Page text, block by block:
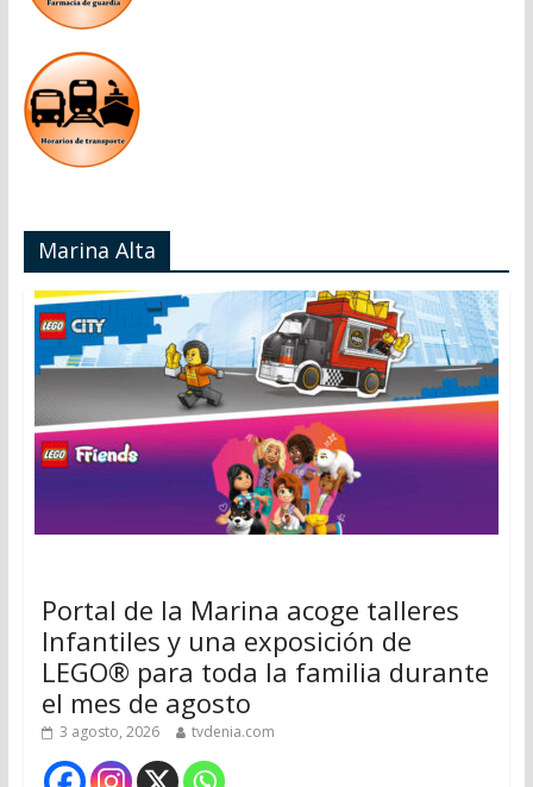
Marina Alta
Portal de la Marina acoge talleres
Infantiles y una exposición de
LEGO® para toda la familia durante
el mes de agosto
3 agosto, 2026 tvdenia.com